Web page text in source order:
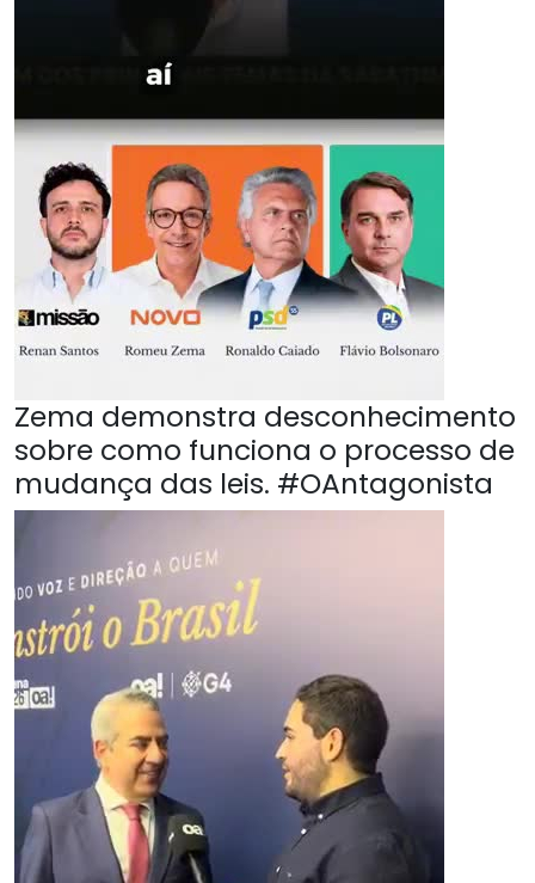
Zema demonstra desconhecimento
sobre como funciona o processo de
mudança das leis. #OAntagonista